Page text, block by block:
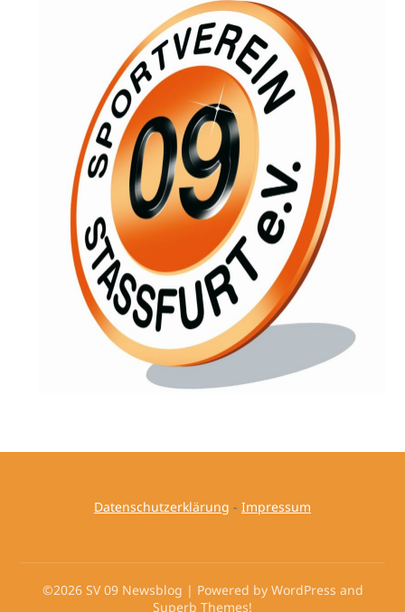
Datenschutzerklärung - Impressum
©2026 SV 09 Newsblog | Powered by WordPress and
Superb Themes!